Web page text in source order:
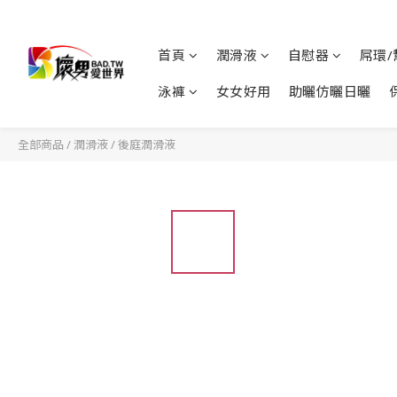
首頁 潤滑液 自慰器 屌環/
泳褲 女女好用 助曬仿曬日曬
全部商品 / 潤滑液/後庭潤滑液